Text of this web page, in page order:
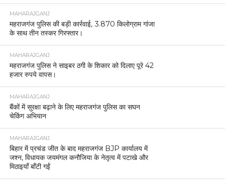
MAHARAJGANJ
महराजगंज पुलिस की बड़ी कार्रवाई, 3.870 किलोग्राम गांजा
के साथ तीन तस्कर गिरफ्तार।
MAHARAJGANJ
महराजगंज पुलिस ने साइबर ठगी के शिकार को दिलाए पूरे 42
हजार रुपये वापस।
MAHARAJGANJ
बैंकों में सुरक्षा बढ़ाने के लिए महराजगंज पुलिस का सघन
चेकिंग अभियान
MAHARAJGANJ
बिहार में प्रचंड जीत के बाद महराजगंज BJP कार्यालय में
जश्न, विधायक जयमंगल कनौजिया के नेतृत्व में पटाखे और
मिठाइयाँ बाँटी गईं